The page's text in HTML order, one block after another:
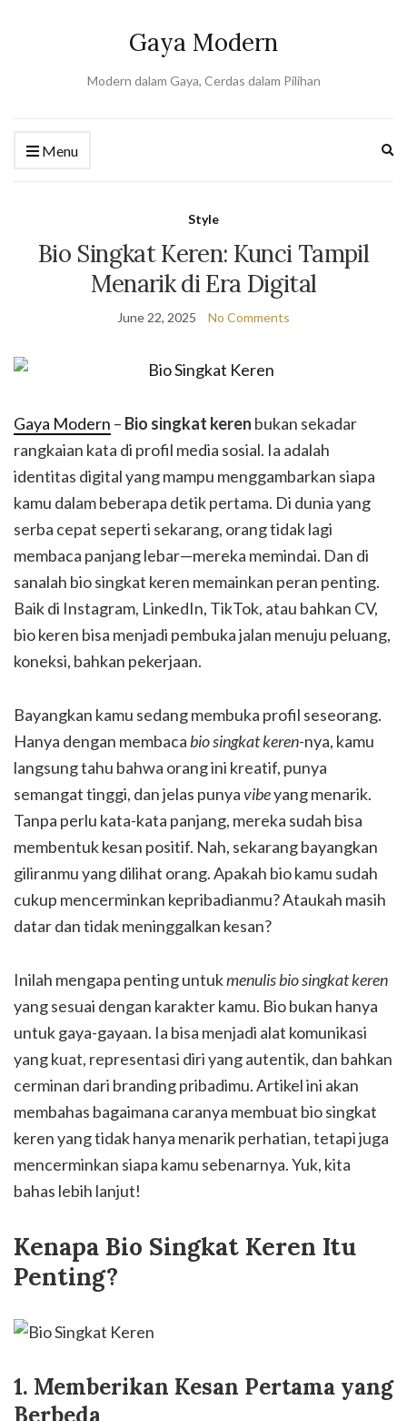
Gaya Modern
Modern dalam Gaya, Cerdas dalam Pilihan
Menu
Style
Bio Singkat Keren: Kunci Tampil
Menarik di Era Digital
June 22, 2025 No Comments
Gaya Modern – Bio singkat keren bukan sekadar
rangkaian kata di profil media sosial. Ia adalah
identitas digital yang mampu menggambarkan siapa
kamu dalam beberapa detik pertama. Di dunia yang
serba cepat seperti sekarang, orang tidak lagi
membaca panjang lebar—mereka memindai. Dan di
sanalah bio singkat keren memainkan peran penting.
Baik di Instagram, LinkedIn, TikTok, atau bahkan CV,
bio keren bisa menjadi pembuka jalan menuju peluang,
koneksi, bahkan pekerjaan.
Bayangkan kamu sedang membuka profil seseorang.
Hanya dengan membaca bio singkat keren-nya, kamu
langsung tahu bahwa orang ini kreatif, punya
semangat tinggi, dan jelas punyavibeyang menarik.
Tanpa perlu kata-kata panjang, mereka sudah bisa
membentuk kesan positif. Nah, sekarang bayangkan
giliranmu yang dilihat orang. Apakah bio kamu sudah
cukup mencerminkan kepribadianmu? Ataukah masih
datar dan tidak meninggalkan kesan?
Inilah mengapa penting untukmenulis bio singkat keren
yang sesuai dengan karakter kamu. Bio bukan hanya
untuk gaya-gayaan. Ia bisa menjadi alat komunikasi
yang kuat, representasi diri yang autentik, dan bahkan
cerminan dari branding pribadimu. Artikel ini akan
membahas bagaimana caranya membuat bio singkat
keren yang tidak hanya menarik perhatian, tetapi juga
mencerminkan siapa kamu sebenarnya. Yuk, kita
bahas lebih lanjut!
Kenapa Bio Singkat Keren Itu
Penting?
1. Memberikan Kesan Pertama yang
Berbeda